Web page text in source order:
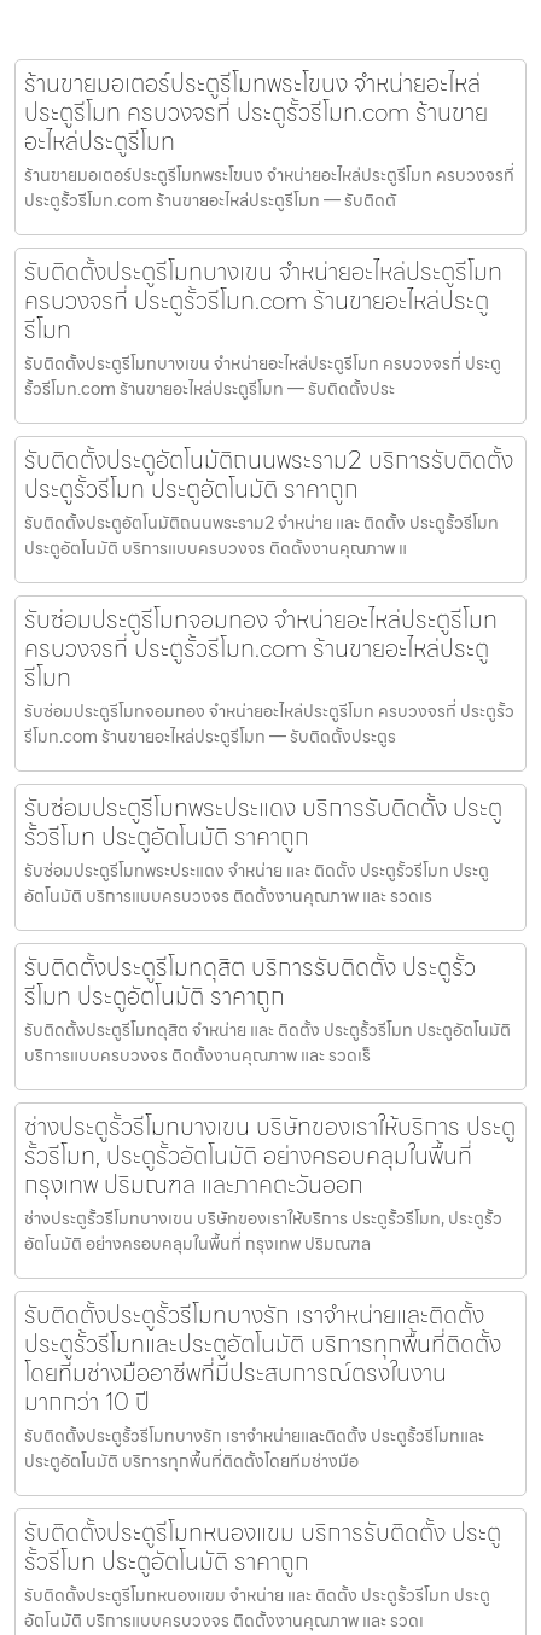
ร้านขายมอเตอร์ประตูรีโมทพระโขนง จำหน่ายอะไหล่
ประตูรีโมท ครบวงจรที่ ประตูรั้วรีโมท.com ร้านขาย
อะไหล่ประตูรีโมท
ร้านขายมอเตอร์ประตูรีโมทพระโขนง จำหน่ายอะไหล่ประตูรีโมท ครบวงจรที่
ประตูรั้วรีโมท.com ร้านขายอะไหล่ประตูรีโมท — รับติดตั
รับติดตั้งประตูรีโมทบางเขน จำหน่ายอะไหล่ประตูรีโมท
ครบวงจรที่ ประตูรั้วรีโมท.com ร้านขายอะไหล่ประตู
รีโมท
รับติดตั้งประตูรีโมทบางเขน จำหน่ายอะไหล่ประตูรีโมท ครบวงจรที่ ประตู
รั้วรีโมท.com ร้านขายอะไหล่ประตูรีโมท — รับติดตั้งประ
รับติดตั้งประตูอัตโนมัติถนนพระราม2 บริการรับติดตั้ง
ประตูรั้วรีโมท ประตูอัตโนมัติ ราคาถูก
รับติดตั้งประตูอัตโนมัติถนนพระราม2 จำหน่าย และ ติดตั้ง ประตูรั้วรีโมท
ประตูอัตโนมัติ บริการแบบครบวงจร ติดตั้งงานคุณภาพ แ
รับซ่อมประตูรีโมทจอมทอง จำหน่ายอะไหล่ประตูรีโมท
ครบวงจรที่ ประตูรั้วรีโมท.com ร้านขายอะไหล่ประตู
รีโมท
รับซ่อมประตูรีโมทจอมทอง จำหน่ายอะไหล่ประตูรีโมท ครบวงจรที่ ประตูรั้ว
รีโมท.com ร้านขายอะไหล่ประตูรีโมท — รับติดตั้งประตูร
รับซ่อมประตูรีโมทพระประแดง บริการรับติดตั้ง ประตู
รั้วรีโมท ประตูอัตโนมัติ ราคาถูก
รับซ่อมประตูรีโมทพระประแดง จำหน่าย และ ติดตั้ง ประตูรั้วรีโมท ประตู
อัตโนมัติ บริการแบบครบวงจร ติดตั้งงานคุณภาพ และ รวดเร
รับติดตั้งประตูรีโมทดุสิต บริการรับติดตั้ง ประตูรั้ว
รีโมท ประตูอัตโนมัติ ราคาถูก
รับติดตั้งประตูรีโมทดุสิต จำหน่าย และ ติดตั้ง ประตูรั้วรีโมท ประตูอัตโนมัติ
บริการแบบครบวงจร ติดตั้งงานคุณภาพ และ รวดเร็
ช่างประตูรั้วรีโมทบางเขน บริษัทของเราให้บริการ ประตู
รั้วรีโมท, ประตูรั้วอัตโนมัติ อย่างครอบคลุมในพื้นที่
กรุงเทพ ปริมณฑล และภาคตะวันออก
ช่างประตูรั้วรีโมทบางเขน บริษัทของเราให้บริการ ประตูรั้วรีโมท, ประตูรั้ว
อัตโนมัติ อย่างครอบคลุมในพื้นที่ กรุงเทพ ปริมณฑล
รับติดตั้งประตูรั้วรีโมทบางรัก เราจำหน่ายและติดตั้ง
ประตูรั้วรีโมทและประตูอัตโนมัติ บริการทุกพื้นที่ติดตั้ง
โดยทีมช่างมืออาชีพที่มีประสบการณ์ตรงในงาน
มากกว่า 10 ปี
รับติดตั้งประตูรั้วรีโมทบางรัก เราจำหน่ายและติดตั้ง ประตูรั้วรีโมทและ
ประตูอัตโนมัติ บริการทุกพื้นที่ติดตั้งโดยทีมช่างมือ
รับติดตั้งประตูรีโมทหนองแขม บริการรับติดตั้ง ประตู
รั้วรีโมท ประตูอัตโนมัติ ราคาถูก
รับติดตั้งประตูรีโมทหนองแขม จำหน่าย และ ติดตั้ง ประตูรั้วรีโมท ประตู
อัตโนมัติ บริการแบบครบวงจร ติดตั้งงานคุณภาพ และ รวดเ